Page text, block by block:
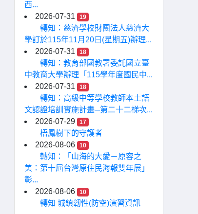
西...
2026-07-31
19
轉知：慈濟學校財團法人慈濟大
學訂於115年11月20日(星期五)辦理...
2026-07-31
18
轉知：教育部國教署委託國立臺
中教育大學辦理「115學年度國民中...
2026-07-31
18
轉知：高級中等學校教師本土語
文認證培訓實施計畫─第二十二梯次...
2026-07-29
17
梧鳳樹下的守護者
2026-08-06
10
轉知：「山海的大愛－原容之
美：第十屆台灣原住民海報雙年展」
彰...
2026-08-06
10
轉知 城鎮韌性(防空)演習資訊